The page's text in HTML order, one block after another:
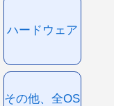
ハードウェア
その他、全OS